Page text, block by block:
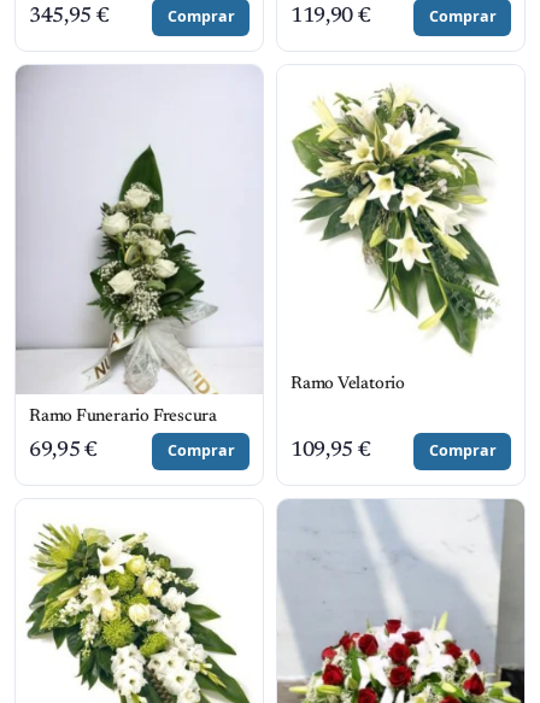
345,95 € Comprar 119,90 € Comprar
Ramo Funerario Frescura
69,95 € Comprar
Ramo Velatorio
109,95 € Comprar